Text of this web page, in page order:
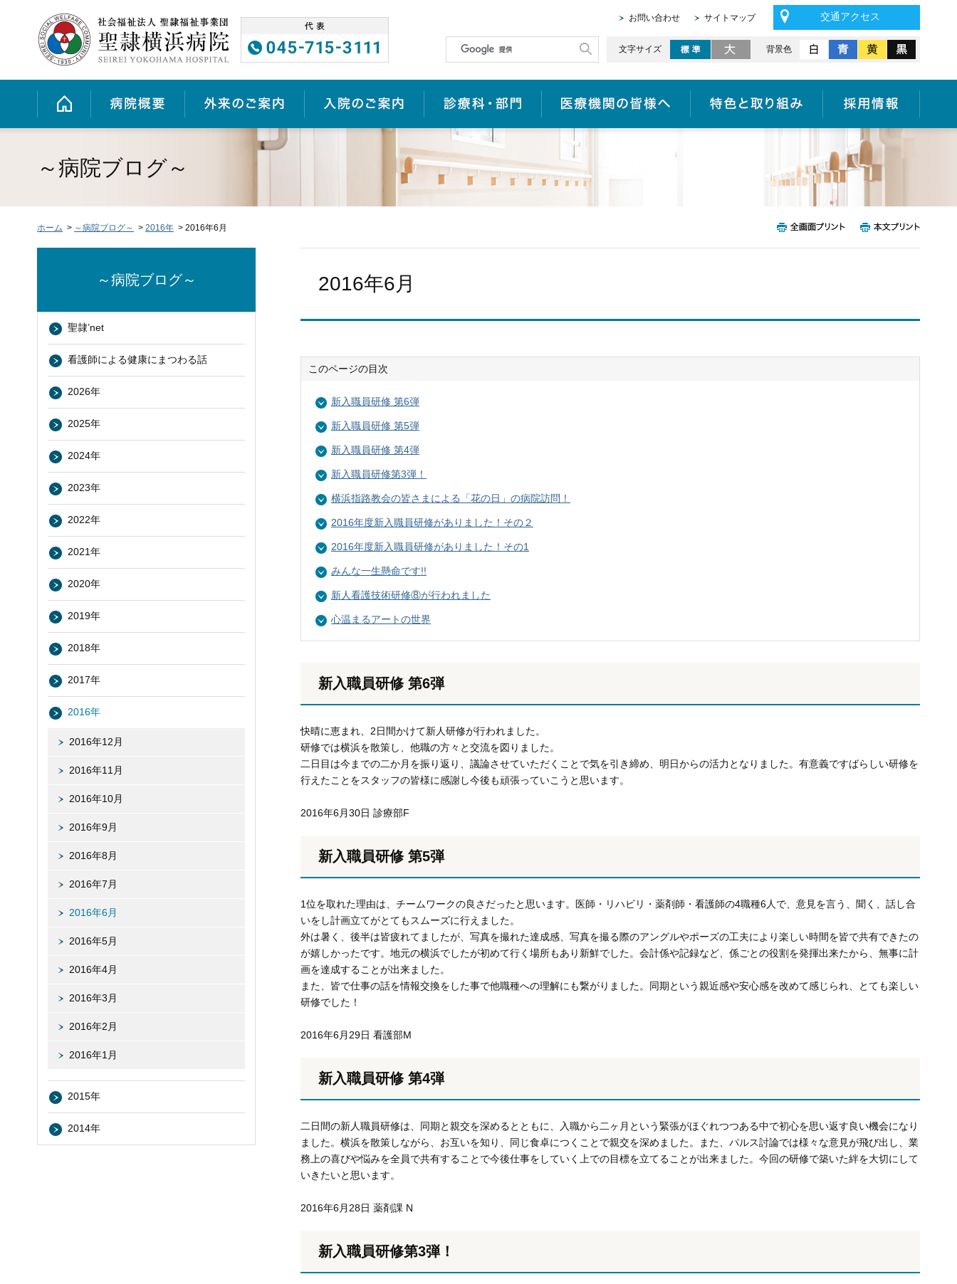
へ
お問い合わせ サイトマップ 交通アクセス
文字サイズ 背景色
～病院ブログ～
ホーム > ～病院ブログ～ > 2016年 > 2016年6月
2016年6月
このページの目次
新入職員研修 第6弾
新入職員研修 第5弾
新入職員研修 第4弾
新入職員研修第3弾！
横浜指路教会の皆さまによる「花の日」の病院訪問！
2016年度新入職員研修がありました！その２
2016年度新入職員研修がありました！その1
みんな一生懸命です!!
新人看護技術研修⑧が行われました
心温まるアートの世界
新入職員研修 第6弾
快晴に恵まれ、2日間かけて新人研修が行われました。
研修では横浜を散策し、他職の方々と交流を図りました。
二日目は今までの二か月を振り返り、議論させていただくことで気を引き締め、明日からの活力となりました。有意義ですばらしい研修を
行えたことをスタッフの皆様に感謝し今後も頑張っていこうと思います。
2016年6月30日 診療部F
新入職員研修 第5弾
1位を取れた理由は、チームワークの良さだったと思います。医師・リハビリ・薬剤師・看護師の4職種6人で、意見を言う、聞く、話し合
いをし計画立てがとてもスムーズに行えました。
外は暑く、後半は皆疲れてましたが、写真を撮れた達成感、写真を撮る際のアングルやポーズの工夫により楽しい時間を皆で共有できたの
が嬉しかったです。地元の横浜でしたが初めて行く場所もあり新鮮でした。会計係や記録など、係ごとの役割を発揮出来たから、無事に計
画を達成することが出来ました。
また、皆で仕事の話を情報交換をした事で他職種への理解にも繋がりました。同期という親近感や安心感を改めて感じられ、とても楽しい
研修でした！
2016年6月29日 看護部M
新入職員研修 第4弾
二日間の新人職員研修は、同期と親交を深めるとともに、入職から二ヶ月という緊張がほぐれつつある中で初心を思い返す良い機会になり
ました。横浜を散策しながら、お互いを知り、同じ食卓につくことで親交を深めました。また、パルス討論では様々な意見が飛び出し、業
務上の喜びや悩みを全員で共有することで今後仕事をしていく上での目標を立てることが出来ました。今回の研修で築いた絆を大切にして
いきたいと思います。
2016年6月28日 薬剤課 N
新入職員研修第3弾！
～病院ブログ～
聖隷’net
看護師による健康にまつわる話
2026年
2025年
2024年
2023年
2022年
2021年
2020年
2019年
2018年
2017年
2016年
2016年12月
2016年11月
2016年10月
2016年9月
2016年8月
2016年7月
2016年6月
2016年5月
2016年4月
2016年3月
2016年2月
2016年1月
2015年
2014年